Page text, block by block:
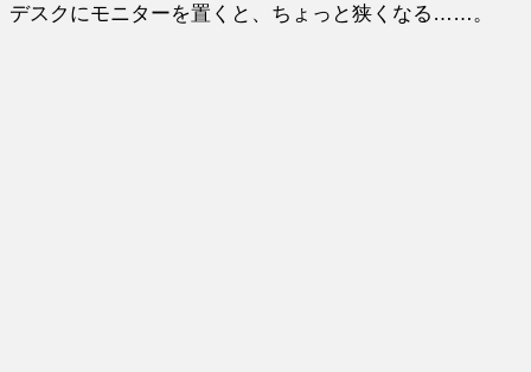
デスクにモニターを置くと、ちょっと狭くなる……。